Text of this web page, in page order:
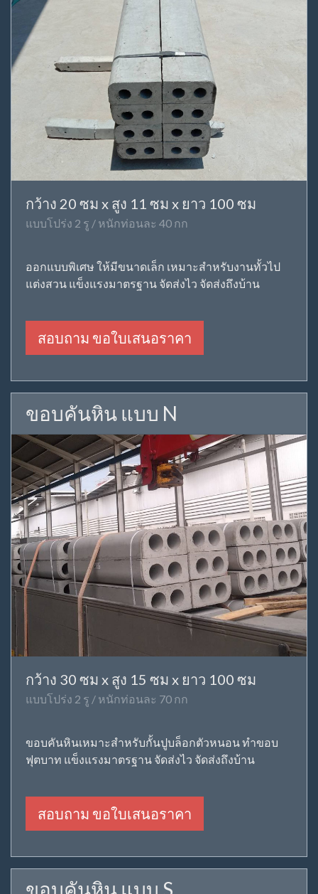
กว้าง 20 ซม x สูง 11 ซม x ยาว 100 ซม
แบบโปร่ง 2 รู / หนักท่อนละ 40 กก
ออกแบบพิเศษ ให้มีขนาดเล็ก เหมาะสำหรับงานทั้วไป
แต่งสวน แข็งแรงมาตรฐาน จัดส่งไว จัดส่งถึงบ้าน
สอบถาม ขอใบเสนอราคา
ขอบคันหิน แบบ N
กว้าง 30 ซม x สูง 15 ซม x ยาว 100 ซม
แบบโปร่ง 2 รู / หนักท่อนละ 70 กก
ขอบคันหินเหมาะสำหรับกั้นปูบล็อกตัวหนอน ทำขอบ
ฟุตบาท แข็งแรงมาตรฐาน จัดส่งไว จัดส่งถึงบ้าน
สอบถาม ขอใบเสนอราคา